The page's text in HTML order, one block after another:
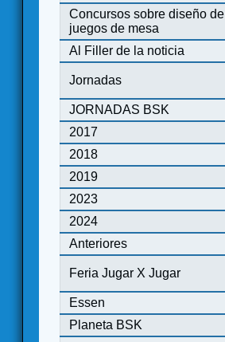
Concursos sobre diseño de
juegos de mesa
Al Filler de la noticia
Jornadas
JORNADAS BSK
2017
2018
2019
2023
2024
Anteriores
Feria Jugar X Jugar
Essen
Planeta BSK